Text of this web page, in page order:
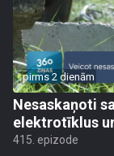
pirms 2 dienām
Nesaskaņoti
elektrotīklus
415. epizode